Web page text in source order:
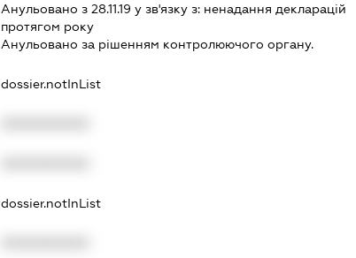
Анульовано з 28.11.19 у зв'язку з: ненадання декларацiй
протягом року
Анульовано за рiшенням контролюючого органу.
dossier.notInList
dossier.notInList